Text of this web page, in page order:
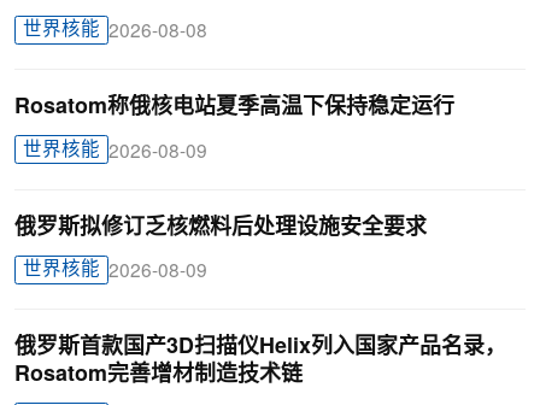
世界核能 2026-08-08
Rosatom称俄核电站夏季高温下保持稳定运行
世界核能 2026-08-09
俄罗斯拟修订乏核燃料后处理设施安全要求
世界核能 2026-08-09
俄罗斯首款国产3D扫描仪Helix列入国家产品名录，
Rosatom完善增材制造技术链